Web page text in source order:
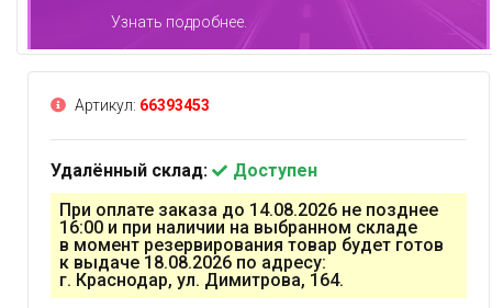
Узнать подробнее.
Артикул: 66393453
Удалённый склад:
Доступен
При оплате заказа до 14.08.2026 не позднее
16:00 и при наличии на выбранном складе
в момент резервирования товар будет готов
к выдаче 18.08.2026 по адресу:
г. Краснодар, ул. Димитрова, 164.